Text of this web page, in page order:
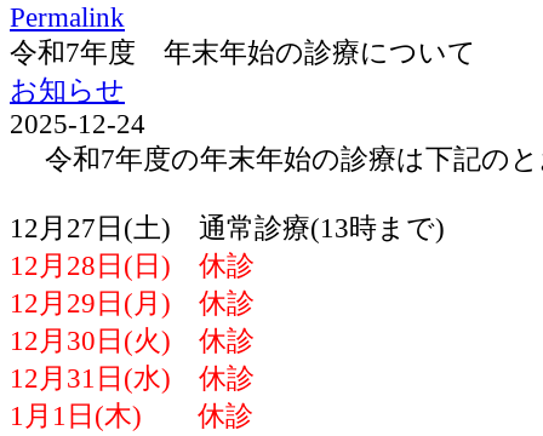
Permalink
令和7年度 年末年始の診療について
お知らせ
2025-12-24
令和7年度の年末年始の診療は下記の
12月27日(土) 通常診療(13時まで)
12月28日(日) 休診
12月29日(月) 休診
12月30日(火) 休診
12月31日(水) 休診
1月1日(木) 休診